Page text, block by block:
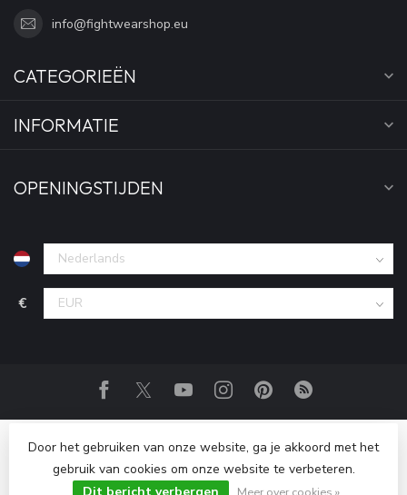
info@fightwearshop.eu
CATEGORIEËN
INFORMATIE
OPENINGSTIJDEN
€
© Copyright 2026 Fightwear Shop Nederland
Door het gebruiken van onze website, ga je akkoord met het
gebruik van cookies om onze website te verbeteren.
Meer over cookies »